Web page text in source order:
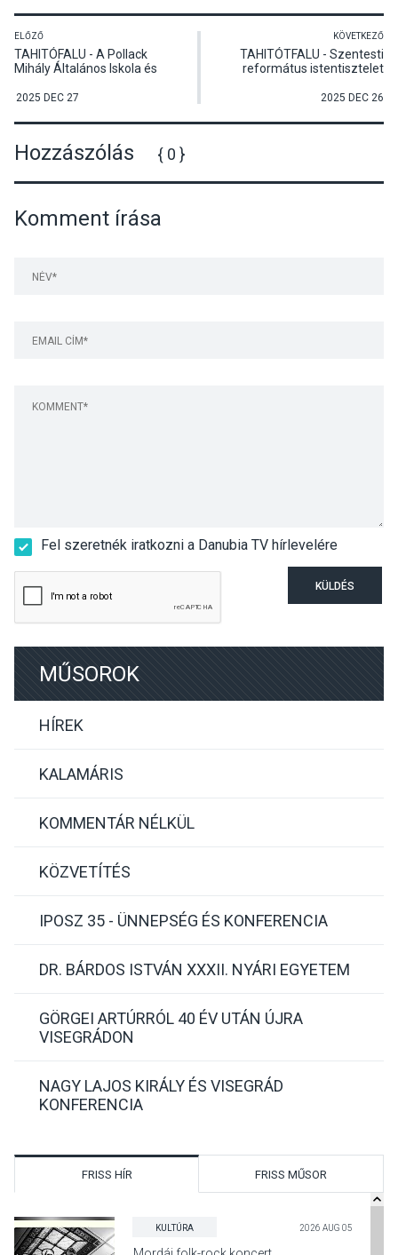
ELŐZŐ
TAHITÓFALU - A Pollack
Mihály Általános Iskola és
koncertje
2025 DEC 27
KÖVETKEZŐ
TAHITÓTFALU - Szentesti
református istentisztelet
2025 DEC 26
Hozzászólás { 0 }
Komment írása
Fel szeretnék iratkozni a Danubia TV hírlevelére
KÜLDÉS
MŰSOROK
HÍREK
KALAMÁRIS
KOMMENTÁR NÉLKÜL
KÖZVETÍTÉS
IPOSZ 35 - ÜNNEPSÉG ÉS KONFERENCIA
DR. BÁRDOS ISTVÁN XXXII. NYÁRI EGYETEM
GÖRGEI ARTÚRRÓL 40 ÉV UTÁN ÚJRA
VISEGRÁDON
NAGY LAJOS KIRÁLY ÉS VISEGRÁD
KONFERENCIA
FRISS HÍR FRISS MŰSOR
KULTÚRA 2026 AUG 05